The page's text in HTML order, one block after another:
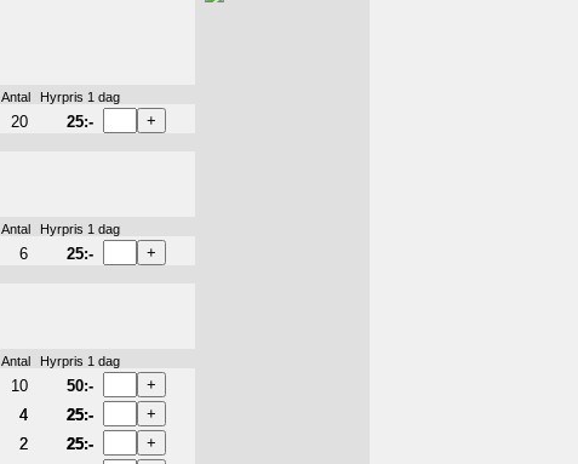
Antal Hyrpris 1 dag
20 25:-
Antal Hyrpris 1 dag
6 25:-
Antal Hyrpris 1 dag
10 50:-
4 25:-
4 25:-
2 25:-
2 25:-